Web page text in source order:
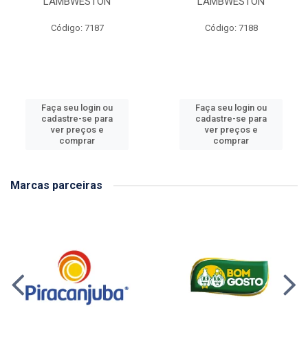
Código: 7187
Faça seu login ou
cadastre-se para
ver preços e
comprar
Código: 7188
Faça seu login ou
cadastre-se para
ver preços e
comprar
Marcas parceiras